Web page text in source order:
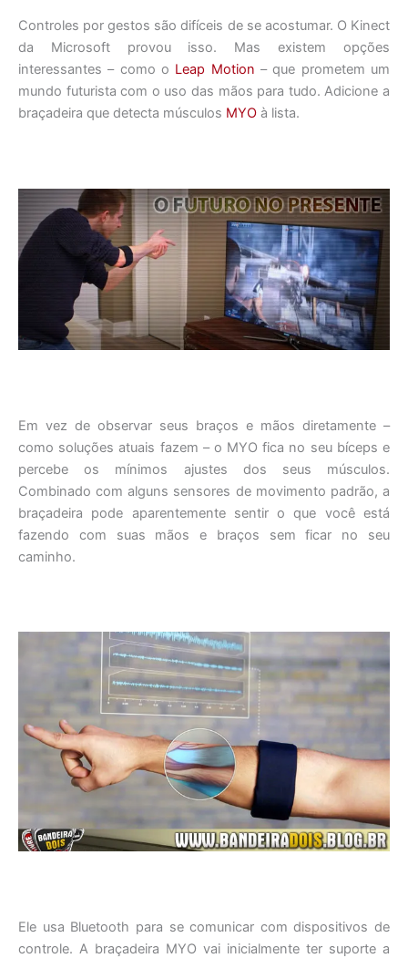
Controles por gestos são difíceis de se acostumar. O Kinect
da Microsoft provou isso. Mas existem opções
interessantes – como o Leap Motion – que prometem um
mundo futurista com o uso das mãos para tudo. Adicione a
braçadeira que detecta músculos MYO à lista.
Em vez de observar seus braços e mãos diretamente –
como soluções atuais fazem – o MYO fica no seu bíceps e
percebe os mínimos ajustes dos seus músculos.
Combinado com alguns sensores de movimento padrão, a
braçadeira pode aparentemente sentir o que você está
fazendo com suas mãos e braços sem ficar no seu
caminho.
Ele usa Bluetooth para se comunicar com dispositivos de
controle. A braçadeira MYO vai inicialmente ter suporte a